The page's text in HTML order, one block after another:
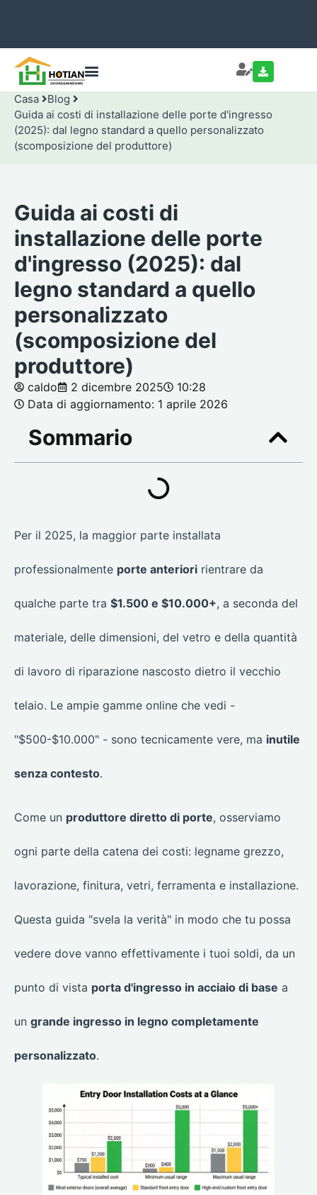
Casa
Blog
Guida ai costi di installazione delle porte d'ingresso
(2025): dal legno standard a quello personalizzato
(scomposizione del produttore)
Guida ai costi di
installazione delle porte
d'ingresso (2025): dal
legno standard a quello
personalizzato
(scomposizione del
produttore)
caldo 2 dicembre 2025
10:28
Data di aggiornamento: 1 aprile 2026
Sommario
Per il 2025, la maggior parte installata
professionalmente porte anteriori rientrare da
qualche parte tra $1.500 e $10.000+, a seconda del
materiale, delle dimensioni, del vetro e della quantità
di lavoro di riparazione nascosto dietro il vecchio
telaio. Le ampie gamme online che vedi -
"$500-$10.000" - sono tecnicamente vere, ma inutile
senza contesto.
Come un produttore diretto di porte, osserviamo
ogni parte della catena dei costi: legname grezzo,
lavorazione, finitura, vetri, ferramenta e installazione.
Questa guida "svela la verità" in modo che tu possa
vedere dove vanno effettivamente i tuoi soldi, da un
punto di vista porta d'ingresso in acciaio di base a
un grande ingresso in legno completamente
personalizzato.